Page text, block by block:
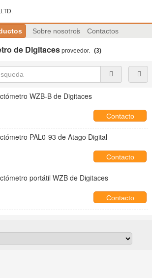
Sobre nosotros Contactos
de Digitaces proveedor. (3)
WZB-B de Digitaces
Contacto
PAL0-93 de Atago Digital
Contacto
portátil WZB de Digitaces
Contacto